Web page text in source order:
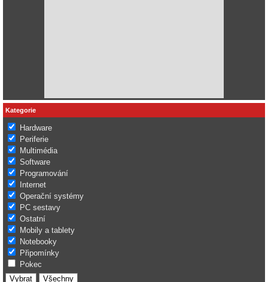
Kategorie
Hardware
Periferie
Multimédia
Software
Programování
Internet
Operační systémy
PC sestavy
Ostatní
Mobily a tablety
Notebooky
Připomínky
Pokec